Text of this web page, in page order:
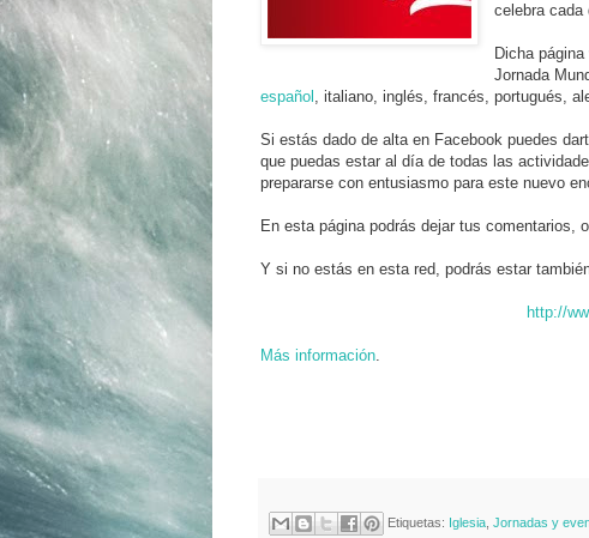
celebra cada
Dicha
Jornada
español , italiano, inglés, francés, portugués,
Si estás dado de alta en Facebook puedes
que puedas estar al día de todas las
prepararse con entusiasmo para este nuevo
En esta página podrás dejar tus
Y si no estás en esta red, podrás estar
http://
Más información.
Etiquetas: Iglesia Jornadas y